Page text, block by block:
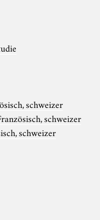
schweizer
schweizer
schweizer